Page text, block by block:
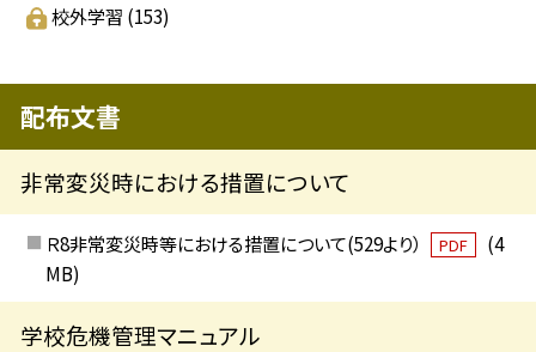
校外学習 (153)
配布文書
非常変災時における措置について
Ｒ8非常変災時等における措置について(529より） PDF
(4
MB)
学校危機管理マニュアル